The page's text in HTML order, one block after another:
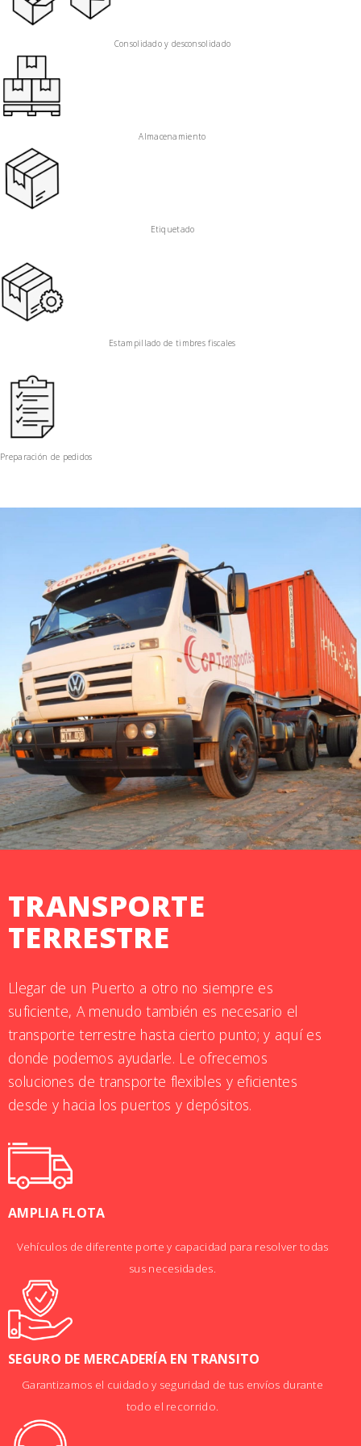
Consolidado y desconsolidado
Almacenamiento
Etiquetado
Estampillado de timbres fiscales
Preparación de pedidos
TRANSPORTE
TERRESTRE
Llegar de un Puerto a otro no siempre es
suficiente, A menudo también es necesario el
transporte terrestre hasta cierto punto; y aquí es
donde podemos ayudarle. Le ofrecemos
soluciones de transporte flexibles y eficientes
desde y hacia los puertos y depósitos.
AMPLIA FLOTA
Vehículos de diferente porte y capacidad para resolver todas
sus necesidades.
SEGURO DE MERCADERÍA EN TRANSITO
Garantizamos el cuidado y seguridad de tus envíos durante
todo el recorrido.